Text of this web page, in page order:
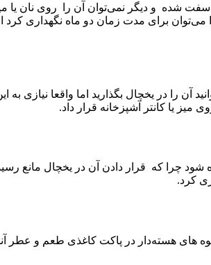
شده و دیگر نمی‌توان آن را روی نان یا
برای مدت زمان دو ماه نگهداری کرد
را در یخچال بگذارید اما واقعا نیازی به
یا کانتر آشپزخانه قرار داد.
شود چرا که قرار دادن آن در یخچال مانع
کرد.
های هسته‌دار در پاکت کاغذی طعم و عطر